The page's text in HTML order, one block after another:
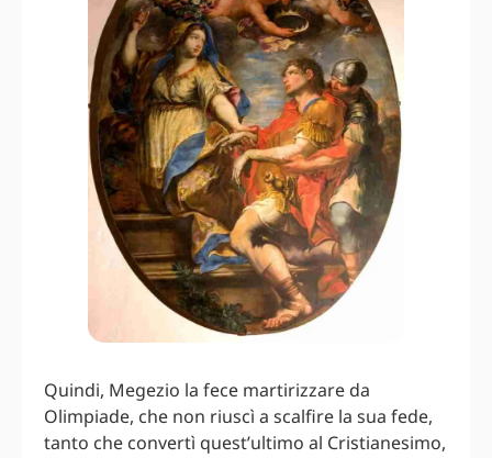
Quindi, Megezio la fece martirizzare da
Olimpiade, che non riuscì a scalfire la sua fede,
tanto che convertì quest’ultimo al Cristianesimo,